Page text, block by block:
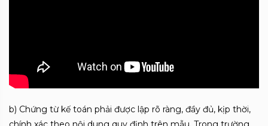
b) Chứng từ kế toán phải được lập rõ ràng, đầy đủ, kịp thời,